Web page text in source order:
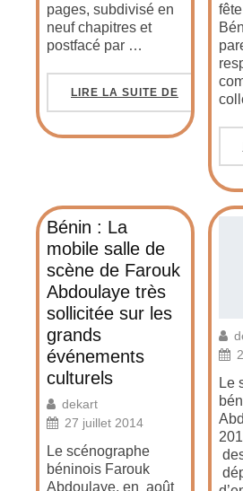
pages, subdivisé en
neuf chapitres et
postfacé par …
LIRE LA SUITE DE
Bénin : La
mobile salle de
scène de Farouk
Abdoulaye très
sollicitée sur les
grands
événements
culturels
dekart
27 juillet 2014
Le scénographe
béninois Farouk
Abdoulaye, en août
Le